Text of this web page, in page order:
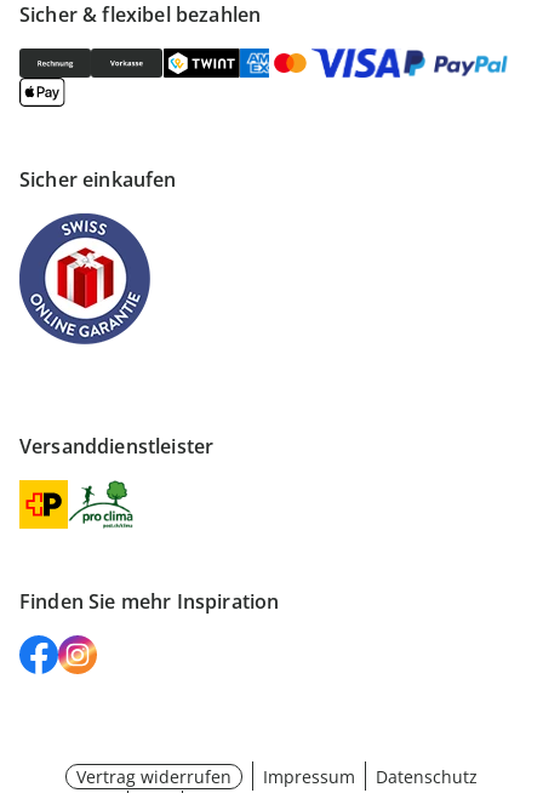
Sicher & flexibel bezahlen
Sicher einkaufen
Versanddienstleister
Finden Sie mehr Inspiration
Vertrag widerrufen Impressum
Datenschutz